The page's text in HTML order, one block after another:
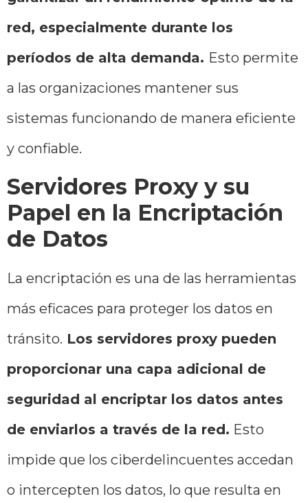
red, especialmente durante los
períodos de alta demanda. Esto permite
a las organizaciones mantener sus
sistemas funcionando de manera eficiente
y confiable.
Servidores Proxy y su
Papel en la Encriptación
de Datos
La encriptación es una de las herramientas
más eficaces para proteger los datos en
tránsito. Los servidores proxy pueden
proporcionar una capa adicional de
seguridad al encriptar los datos antes
de enviarlos a través de la red. Esto
impide que los ciberdelincuentes accedan
o intercepten los datos, lo que resulta en